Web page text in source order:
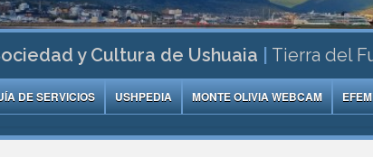
y Cultura de Ushuaia Tierra del
DE SERVICIOS USHPEDIA MONTE OLIVIA WEBCAM